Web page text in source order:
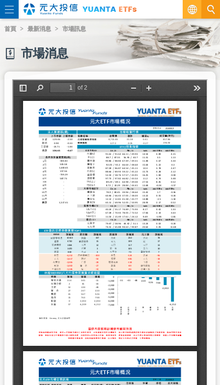
繁
EN
首頁 最新消息 市場訊息
市場消息